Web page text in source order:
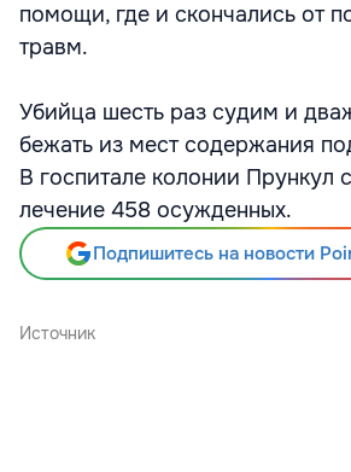
помощи, где и скончались от
травм.
Убийца шесть раз судим и
бежать из мест содержания
В госпитале колонии Прункул
лечение 458 осужденных.
Подпишитесь на новости
Источник